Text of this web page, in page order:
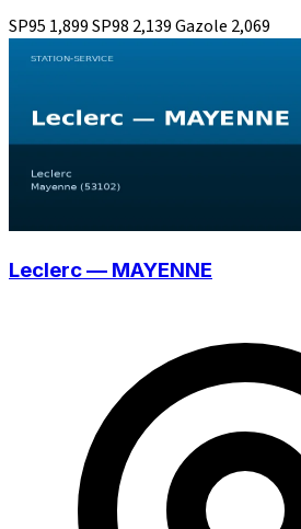
SP95 1,899SP98 2,139Gazole 2,069
Leclerc — MAYENNE